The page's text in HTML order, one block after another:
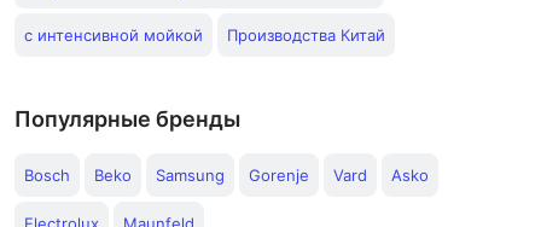
с интенсивной мойкой Производства Китай
Популярные бренды
Bosch Beko Samsung Gorenje Vard Asko